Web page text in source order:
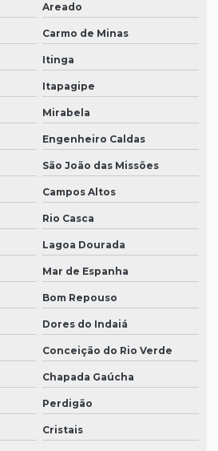
Areado
Carmo de Minas
Itinga
Itapagipe
Mirabela
Engenheiro Caldas
São João das Missões
Campos Altos
Rio Casca
Lagoa Dourada
Mar de Espanha
Bom Repouso
Dores do Indaiá
Conceição do Rio Verde
Chapada Gaúcha
Perdigão
Cristais